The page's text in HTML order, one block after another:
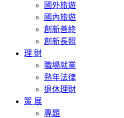
國外旅遊
國內旅遊
創新善終
創新長照
理 財
職場就業
熟年法律
退休理財
策 展
專題